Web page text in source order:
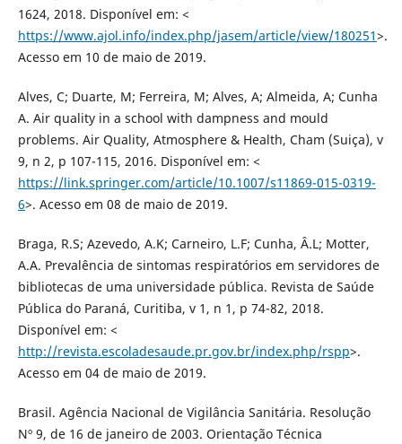
1624, 2018. Disponível em: <
https://www.ajol.info/index.php/jasem/article/view/180251>.
Acesso em 10 de maio de 2019.
Alves, C; Duarte, M; Ferreira, M; Alves, A; Almeida, A; Cunha
A. Air quality in a school with dampness and mould
problems. Air Quality, Atmosphere & Health, Cham (Suiça), v
9, n 2, p 107-115, 2016. Disponível em: <
https://link.springer.com/article/10.1007/s11869-015-0319-
6>. Acesso em 08 de maio de 2019.
Braga, R.S; Azevedo, A.K; Carneiro, L.F; Cunha, Â.L; Motter,
A.A. Prevalência de sintomas respiratórios em servidores de
bibliotecas de uma universidade pública. Revista de Saúde
Pública do Paraná, Curitiba, v 1, n 1, p 74-82, 2018.
Disponível em: <
http://revista.escoladesaude.pr.gov.br/index.php/rspp>.
Acesso em 04 de maio de 2019.
Brasil. Agência Nacional de Vigilância Sanitária. Resolução
Nº 9, de 16 de janeiro de 2003. Orientação Técnica